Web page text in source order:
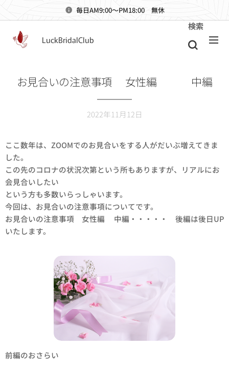
毎日AM9:00～PM18:00 無休
LuckBridalClub
検索
お見合いの注意事項❤女性編❤ 中編
2022年11月12日
ここ数年は、ZOOMでのお見合いをする人がだいぶ増えてきま
した。
この先のコロナの状況次第という所もありますが、リアルにお
会見合いしたい
という方も多数いらっしゃいます。
今回は、お見合いの注意事項についてです。
お見合いの注意事項 女性編💓中編・・・・・ 後編は後日UP
いたします。💓
前編のおさらい